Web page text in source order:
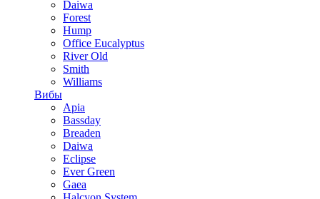
Daiwa
Forest
Hump
Office Eucalyptus
River Old
Smith
Williams
Вибы
Apia
Bassday
Breaden
Daiwa
Eclipse
Ever Green
Gaea